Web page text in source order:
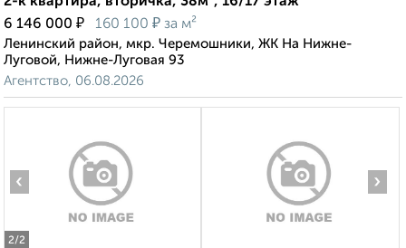
6 146 000 ₽ 160 100 ₽ за м²
Ленинский район, мкр. Черемошники, ЖК На Нижне-
Луговой, Нижне-Луговая 93
Агентство, 06.08.2026
2/2
‹ ›